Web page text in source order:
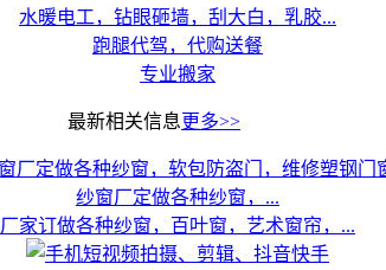
水暖电工，钻眼砸墙，刮大白，乳胶...
跑腿代驾，代购送餐
专业搬家
最新相关信息更多>>
纱窗厂定做各种纱窗，...
厂家订做各种纱窗，百叶窗，艺术窗帘，...